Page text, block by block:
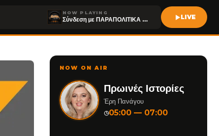
NOW PLAYING
Σύνδεση με ΠΑΡΑΠΟΛΙΤΙΚΑ FM LIVE
NOW ON AIR
Πρωινές Ιστορίες
Έρη Πανάγου
◷05:00 — 07:00